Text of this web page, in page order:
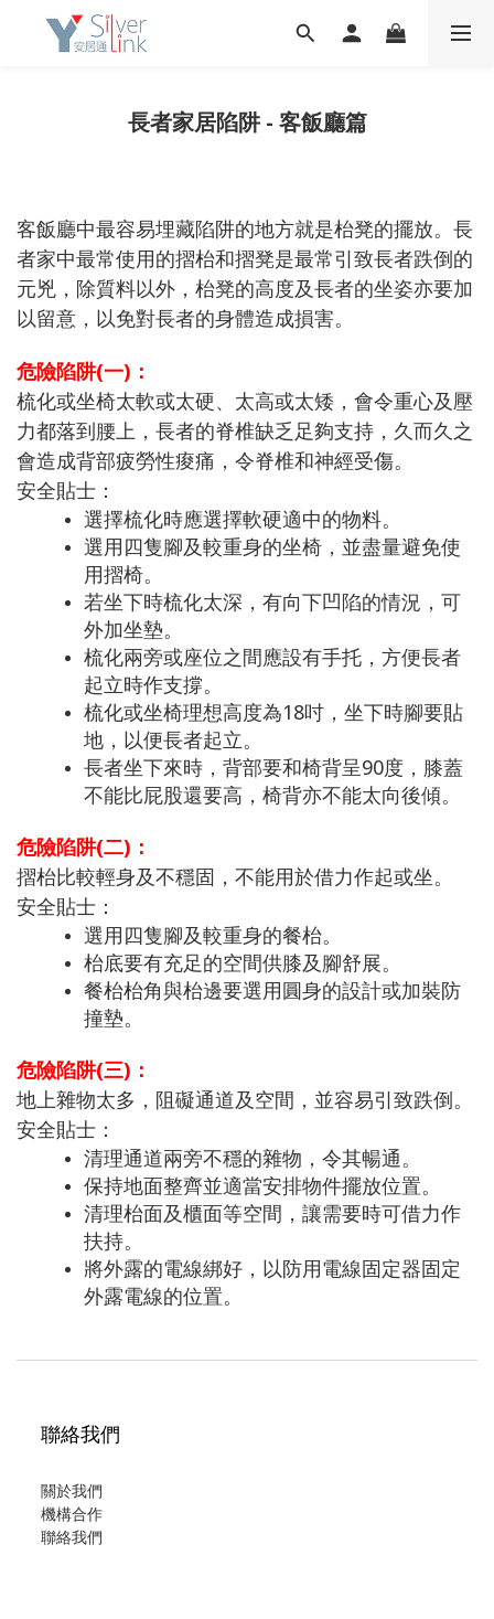
長者家居陷阱 - 客飯廳篇
客飯廳中最容易埋藏陷阱的地方就是枱凳的擺放。長
者家中最常使用的摺枱和摺凳是最常引致長者跌倒的
元兇，除質料以外，枱凳的高度及長者的坐姿亦要加
以留意，以免對長者的身體造成損害。
危險陷阱(一)：
梳化或坐椅太軟或太硬、太高或太矮，會令重心及壓
力都落到腰上，長者的脊椎缺乏足夠支持，久而久之
會造成背部疲勞性痠痛，令脊椎和神經受傷。
安全貼士：
選擇梳化時應選擇軟硬適中的物料。
選用四隻腳及較重身的坐椅，並盡量避免使
用摺椅。
若坐下時梳化太深，有向下凹陷的情況，可
外加坐墊。
梳化兩旁或座位之間應設有手托，方便長者
起立時作支撐。
梳化或坐椅理想高度為18吋，坐下時腳要貼
地，以便長者起立。
長者坐下來時，背部要和椅背呈90度，膝蓋
不能比屁股還要高，椅背亦不能太向後傾。
危險陷阱(二)：
摺枱比較輕身及不穩固，不能用於借力作起或坐。
安全貼士：
選用四隻腳及較重身的餐枱。
枱底要有充足的空間供膝及腳舒展。
餐枱枱角與枱邊要選用圓身的設計或加裝防
撞墊。
危險陷阱(三)：
地上雜物太多，阻礙通道及空間，並容易引致跌倒。
安全貼士：
清理通道兩旁不穩的雜物，令其暢通。
保持地面整齊並適當安排物件擺放位置。
清理枱面及櫃面等空間，讓需要時可借力作
扶持。
將外露的電線綁好，以防用電線固定器固定
外露電線的位置。
聯絡我們
關於我們
機構合作
聯絡我們